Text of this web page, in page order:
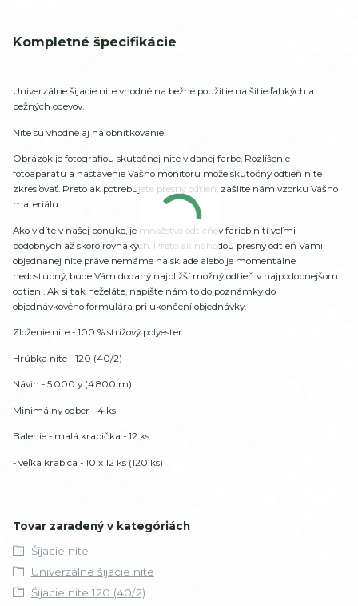
Kompletné špecifikácie
Univerzálne šijacie nite vhodné na bežné použitie na šitie ľahkých a
bežných odevov.
Nite sú vhodné aj na obnitkovanie.
Obrázok je fotografiou skutočnej nite v danej farbe. Rozlíšenie
fotoaparátu a nastavenie Vášho monitoru môže skutočný odtieň nite
zkresľovať. Preto ak potrebujete presný odtieň, zašlite nám vzorku Vášho
materiálu.
Ako vidíte v našej ponuke, je množstvo odtieňov farieb nití veľmi
podobných až skoro rovnakých. Preto ak náhodou presný odtieň Vami
objednanej nite práve nemáme na sklade alebo je momentálne
nedostupný, bude Vám dodaný najbližší možný odtieň v najpodobnejšom
odtieni. Ak si tak neželáte, napíšte nám to do poznámky do
objednávkového formulára pri ukončení objednávky.
Zloženie nite - 100 % strižový polyester
Hrúbka nite - 120 (40/2)
Návin - 5.000 y (4.800 m)
Minimálny odber - 4 ks
Balenie - malá krabička - 12 ks
- veľká krabica - 10 x 12 ks (120 ks)
Tovar zaradený v kategóriách
Šijacie nite
Univerzálne šijacie nite
Šijacie nite 120 (40/2)